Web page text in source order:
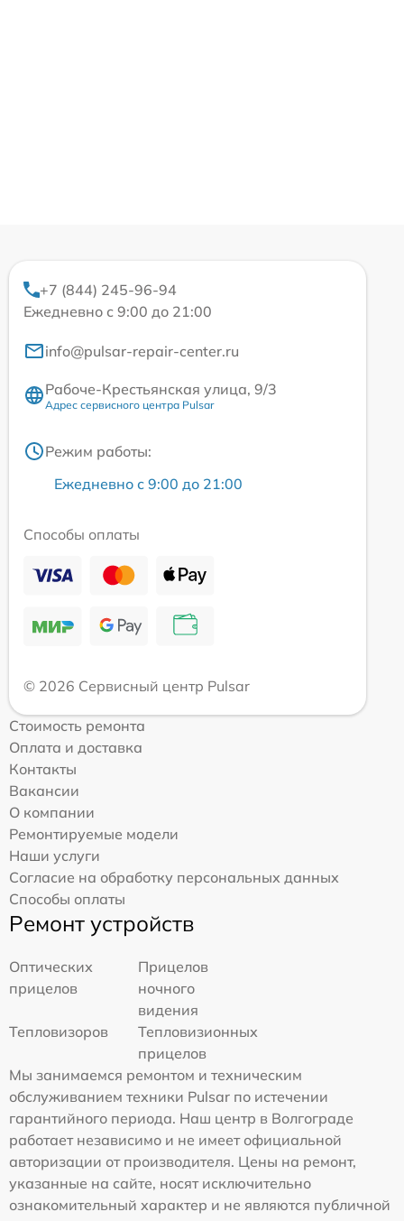
+7 (844) 245-96-94
Ежедневно с 9:00 до 21:00
info@pulsar-repair-center.ru
Рабоче-Крестьянская улица, 9/3
Адрес сервисного центра Pulsar
Режим работы:
Ежедневно с 9:00 до 21:00
Способы оплаты
© 2026 Сервисный центр Pulsar
Стоимость ремонта
Оплата и доставка
Контакты
Вакансии
О компании
Ремонтируемые модели
Наши услуги
Согласие на обработку персональных данных
Способы оплаты
Ремонт устройств
Оптических
прицелов
Прицелов
ночного
видения
Тепловизоров
Тепловизионных
прицелов
Мы занимаемся ремонтом и техническим
обслуживанием техники Pulsar по истечении
гарантийного периода. Наш центр в Волгограде
работает независимо и не имеет официальной
авторизации от производителя. Цены на ремонт,
указанные на сайте, носят исключительно
ознакомительный характер и не являются публичной